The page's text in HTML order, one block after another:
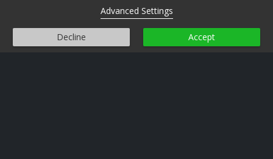
Personvern
Informasjonskapsler
Advanced Settings
Decline Accept